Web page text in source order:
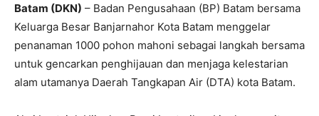
Batam (DKN) – Badan Pengusahaan (BP) Batam bersama
Keluarga Besar Banjarnahor Kota Batam menggelar
penanaman 1000 pohon mahoni sebagai langkah bersama
untuk gencarkan penghijauan dan menjaga kelestarian
alam utamanya Daerah Tangkapan Air (DTA) kota Batam.